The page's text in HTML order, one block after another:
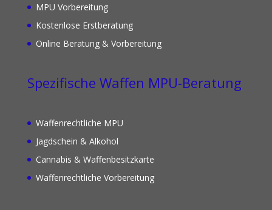
MPU Vorbereitung
Kostenlose Erstberatung
Online Beratung & Vorbereitung
Spezifische Waffen MPU-Beratung
Waffenrechtliche MPU
Jagdschein & Alkohol
Cannabis & Waffenbesitzkarte
Waffenrechtliche Vorbereitung